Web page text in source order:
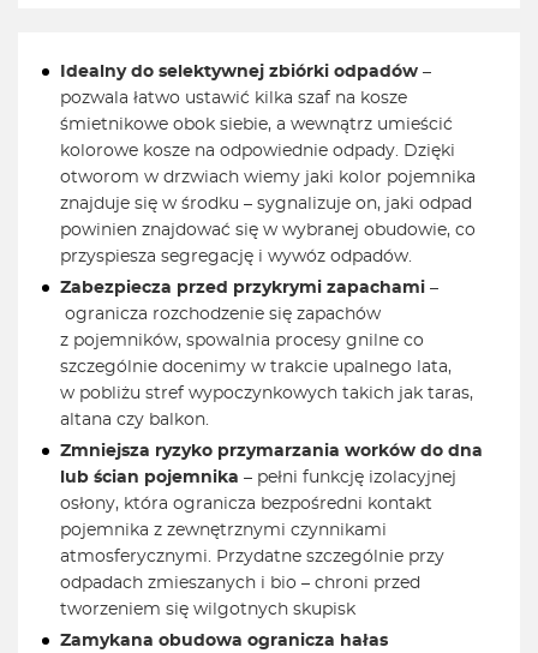
Idealny do selektywnej zbiórki odpadów –
pozwala łatwo ustawić kilka szaf na kosze
śmietnikowe obok siebie, a wewnątrz umieścić
kolorowe kosze na odpowiednie odpady. Dzięki
otworom w drzwiach wiemy jaki kolor pojemnika
znajduje się w środku – sygnalizuje on, jaki odpad
powinien znajdować się w wybranej obudowie, co
przyspiesza segregację i wywóz odpadów.
Zabezpiecza przed przykrymi zapachami –
ogranicza rozchodzenie się zapachów
z pojemników, spowalnia procesy gnilne co
szczególnie docenimy w trakcie upalnego lata,
w pobliżu stref wypoczynkowych takich jak taras,
altana czy balkon.
Zmniejsza ryzyko przymarzania worków do dna
lub ścian pojemnika – pełni funkcję izolacyjnej
osłony, która ogranicza bezpośredni kontakt
pojemnika z zewnętrznymi czynnikami
atmosferycznymi. Przydatne szczególnie przy
odpadach zmieszanych i bio – chroni przed
tworzeniem się wilgotnych skupisk
Zamykana obudowa ogranicza hałas